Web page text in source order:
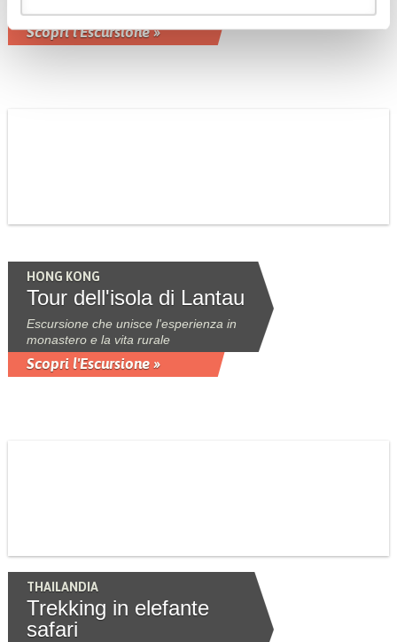
Scopri l'Escursione »
HONG KONG
Tour dell'isola di Lantau
Escursione che unisce l'esperienza in
monastero e la vita rurale
Scopri l'Escursione »
THAILANDIA
Trekking in elefante
safari